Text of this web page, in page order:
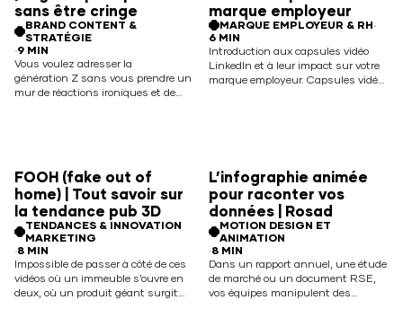
More
sans être cringe
BRAND CONTENT &
STRATÉGIE
·9 MIN
Vous voulez adresser la
génération Z sans vous prendre un
mur de réactions ironiques et de
vos contenus, vos preuves et même
la façon dont vous concevez… Read
More
marque employeur
MARQUE EMPLOYEUR & RH·
6 MIN
Introduction aux capsules vidéo
LinkedIn et à leur impact sur votre
marque employeur. Capsules vidéo
capsules Méthode… Read More
FOOH (fake out of
home) | Tout savoir sur
la tendance pub 3D
TENDANCES & INNOVATION
MARKETING
·8 MIN
Impossible de passer à côté de ces
vidéos où un immeuble s’ouvre en
deux, où un produit géant surgit
L’infographie animée
pour raconter vos
données | Rosad
MOTION DESIGN ET
ANIMATION
·8 MIN
Dans un rapport annuel, une étude
de marché ou un document RSE,
vos équipes manipulent des